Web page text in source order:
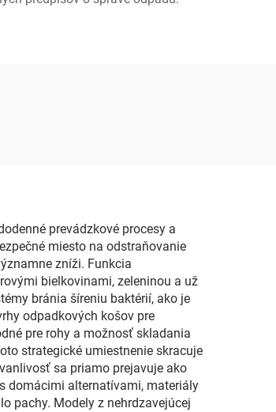
prevádzkové procesy a
miesto na odstraňovanie
zníži. Funkcia
bielkovinami, zeleninou a už
bránia šíreniu baktérií, ako je
odpadkových košov pre
pre rohy a možnosť skladania
strategické umiestnenie skracuje
sa priamo prejavuje ako
domácimi alternatívami, materiály
pachy. Modely z nehrdzavejúcej